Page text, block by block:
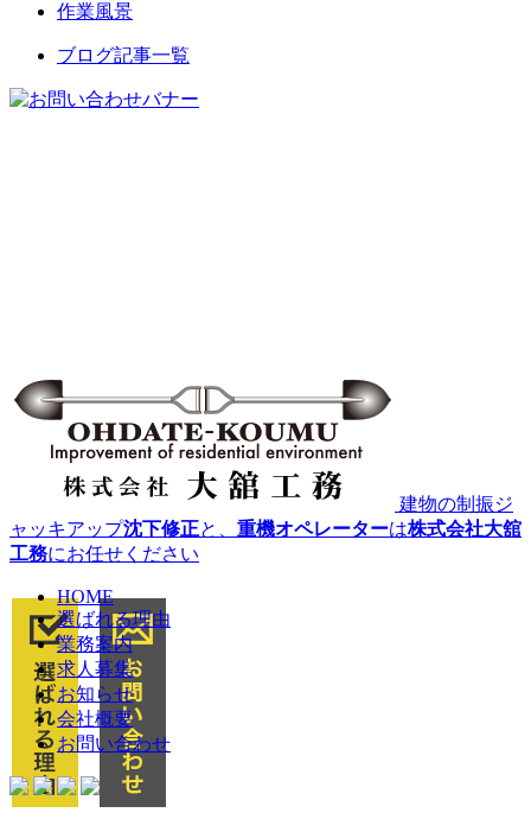
作業風景
ブログ記事一覧
建物の制振ジ
ャッキアップ沈下修正と、 重機オペレーターは株式会社大舘
工務にお任せください
HOME
選ばれる理由
業務案内
求人募集
お知らせ
会社概要
お問い合わせ